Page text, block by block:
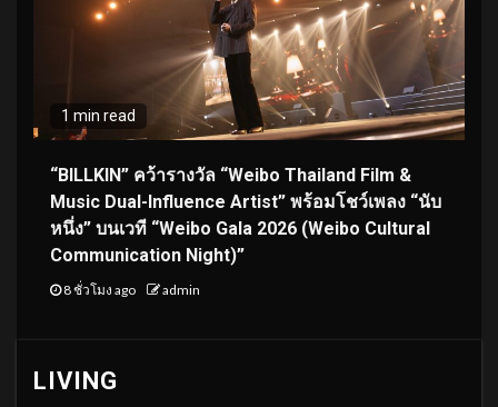
1 min read
“BILLKIN” คว้ารางวัล “Weibo Thailand Film &
Music Dual-Influence Artist” พร้อมโชว์เพลง “นับ
หนึ่ง” บนเวที “Weibo Gala 2026 (Weibo Cultural
Communication Night)”
8 ชั่วโมง ago admin
LIVING